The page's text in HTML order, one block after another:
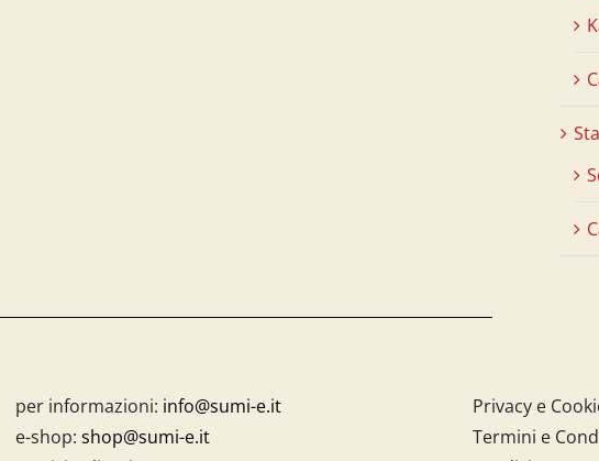
per informazioni: info@sumi-e.it
e-shop: shop@sumi-e.it
Privacy e
Termini e